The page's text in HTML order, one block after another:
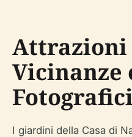
Attrazioni
Vicinanze
Fotografici
I giardini della Casa di